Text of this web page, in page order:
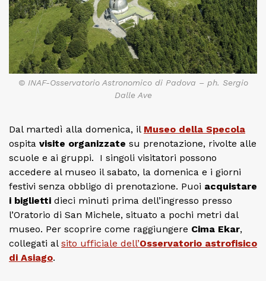
© INAF-Osservatorio Astronomico di Padova – ph. Sergio
Dalle Ave
Dal martedì alla domenica, il Museo della Specola
ospita visite organizzate su prenotazione, rivolte alle
scuole e ai gruppi. I singoli visitatori possono
accedere al museo il sabato, la domenica e i giorni
festivi senza obbligo di prenotazione. Puoi acquistare
i biglietti dieci minuti prima dell’ingresso presso
l’Oratorio di San Michele, situato a pochi metri dal
museo. Per scoprire come raggiungere Cima Ekar,
collegati al sito ufficiale dell’Osservatorio astrofisico
di Asiago.